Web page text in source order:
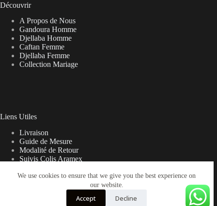
We use cookies to ensure that we give you the best experience on
our website.
Accept Decline
Découvrir
A Propos de Nous
Gandoura Homme
Djellaba Homme
Caftan Femme
Djellaba Femme
Collection Mariage
Liens Utiles
Livraison
Guide de Mesure
Modalité de Retour
Suivis Colis Aramex
Les frais de livraison peuvent parfois varier du prix affiché sur